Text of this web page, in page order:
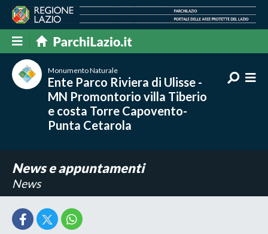
Monumento Naturale
Ente Parco Riviera di Ulisse -
MN Promontorio villa Tiberio
e costa Torre Capovento-
Punta Cetarola
News e appuntamenti
News